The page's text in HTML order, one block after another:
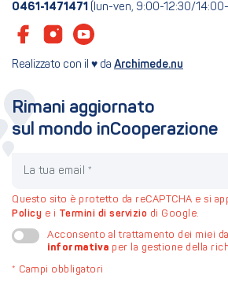
0461-1471471 (lun-ven, 9:00-12:30/
Realizzato con il ♥ da Archimede.nu
Rimani aggiornato
sul mondo inCooperazione
Questo sito è protetto da reCAPTCHA e si
Policy e i Termini di servizio di Google.
Acconsento al trattamento dei miei
informativa per la gestione della
* Campi obbligatori